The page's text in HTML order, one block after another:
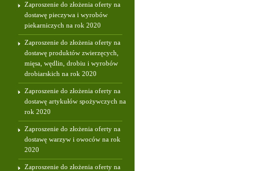
Zaproszenie do złożenia oferty na
dostawę pieczywa i wyrobów
piekarniczych na rok 2020
Zaproszenie do złożenia oferty na
dostawę produktów zwierzęcych,
mięsa, wędlin, drobiu i wyrobów
drobiarskich na rok 2020
Zaproszenie do złożenia oferty na
dostawę artykułów spożywczych na
rok 2020
Zaproszenie do złożenia oferty na
dostawę warzyw i owoców na rok
2020
Zaproszenie do złożenia oferty na